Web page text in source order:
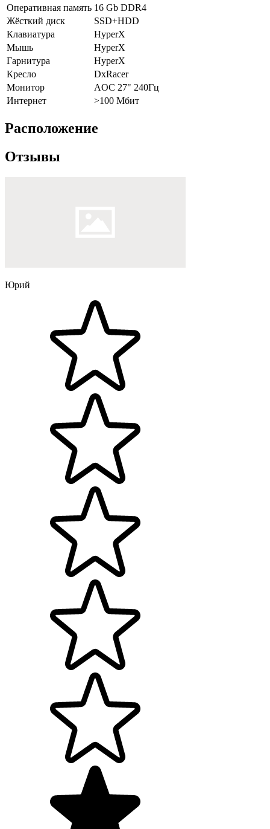
Оперативная память 16 Gb DDR4
Жёсткий диск
SSD+HDD
Клавиатура
HyperX
Мышь
HyperX
Гарнитура
HyperX
Кресло
DxRacer
Монитор
AOC 27" 240Гц
Интернет
>100 Мбит
Расположение
Отзывы
Юрий